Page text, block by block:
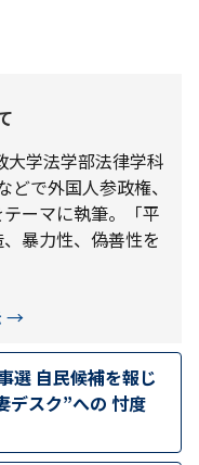
大学法学部法律学科
ーマに執筆。「平
暴力性、偽善性を
→
自民候補を報じ
デスク”への 忖度